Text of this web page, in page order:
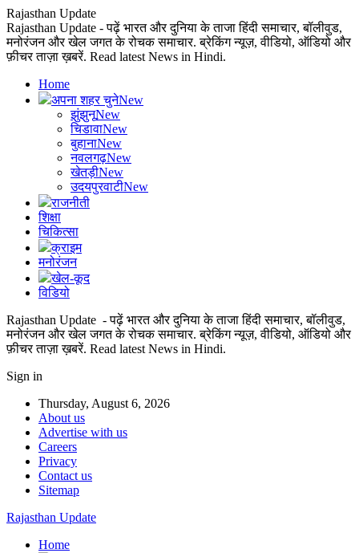
Rajasthan Update
Rajasthan Update - पढ़ें भारत और दुनिया के ताजा हिंदी समाचार, बॉलीवुड,
मनोरंजन और खेल जगत के रोचक समाचार. ब्रेकिंग न्यूज़, वीडियो, ऑडियो और
फ़ीचर ताज़ा ख़बरें. Read latest News in Hindi.
Home
अपना शहर चुनेNew
झुंझुनूNew
चिडावाNew
बुहानाNew
नवलगढ़New
खेतड़ीNew
उदयपुरवाटीNew
राजनीती
शिक्षा
चिकित्सा
क्राइम
मनोरंजन
खेल-कूद
विडियो
Rajasthan Update - पढ़ें भारत और दुनिया के ताजा हिंदी समाचार, बॉलीवुड,
मनोरंजन और खेल जगत के रोचक समाचार. ब्रेकिंग न्यूज़, वीडियो, ऑडियो और
फ़ीचर ताज़ा ख़बरें. Read latest News in Hindi.
Sign in
Thursday, August 6, 2026
About us
Advertise with us
Careers
Privacy
Contact us
Sitemap
Rajasthan Update
Home